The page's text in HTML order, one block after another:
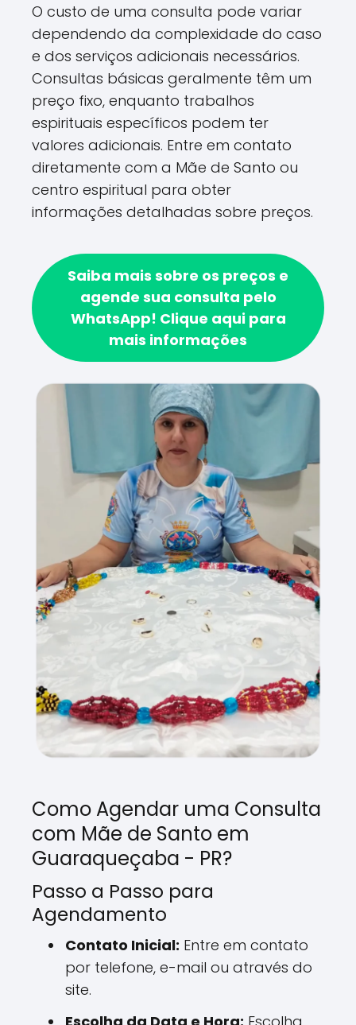
O custo de uma consulta pode variar
dependendo da complexidade do caso
e dos serviços adicionais necessários.
Consultas básicas geralmente têm um
preço fixo, enquanto trabalhos
espirituais específicos podem ter
valores adicionais. Entre em contato
diretamente com a Mãe de Santo ou
centro espiritual para obter
informações detalhadas sobre preços.
Saiba mais sobre os preços e
agende sua consulta pelo
WhatsApp! Clique aqui para
mais informações
Como Agendar uma Consulta
com Mãe de Santo em
Guaraqueçaba - PR?
Passo a Passo para
Agendamento
Contato Inicial: Entre em contato
por telefone, e-mail ou através do
site.